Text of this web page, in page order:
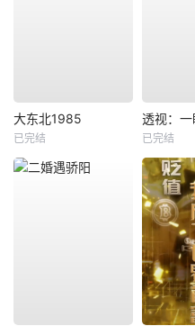
大东北1985
已完结
透视：
已完结